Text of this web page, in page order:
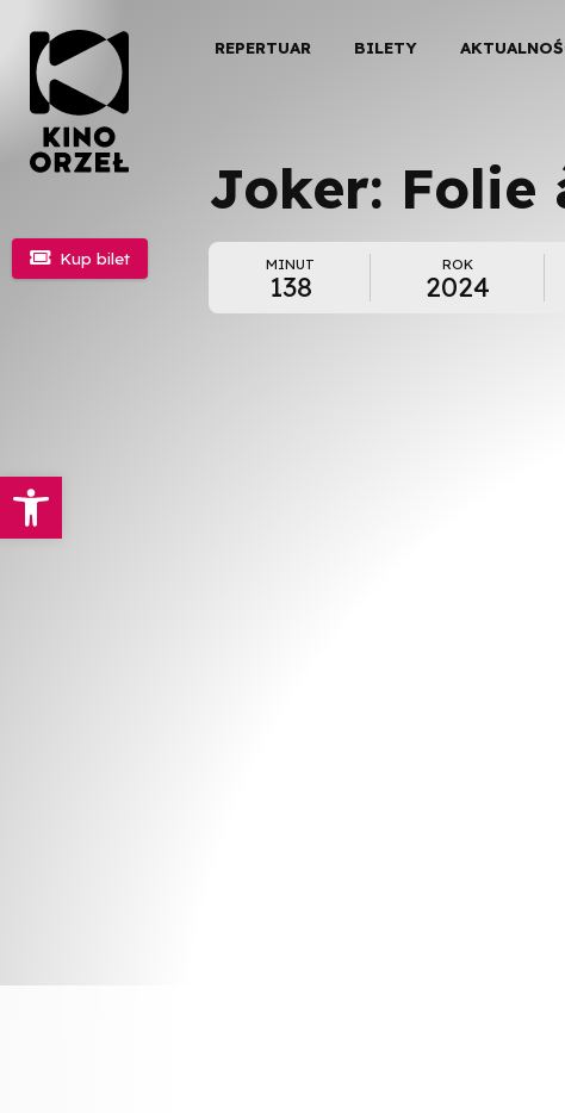
Otwórz pasek narzędzi
REPERTUAR BILETY
Joker: Folie
MINUT
138
ROK
2024
 Kup bilet